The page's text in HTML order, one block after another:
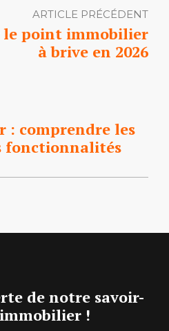
ARTICLE PRÉCÉDENT
le point immobilier
à brive en 2026
: comprendre les
fonctionnalités
de notre savoir-
!